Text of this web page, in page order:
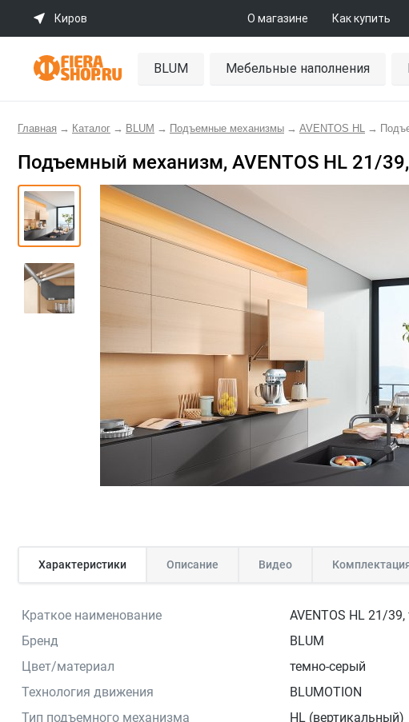
Киров О магазине Как купить
BLUM Мебельные наполнения
Главная → Каталог → BLUM → Подъемные механизмы → AVENTOS HL →
Подъемный механизм, AVENTOS HL 21/
Характеристики Описание Видео
Краткое наименование
AVENTOS HL 21/
Бренд
BLUM
Цвет/материал
темно-серый
Технология движения
BLUMOTION
Тип подъемного механизма
HL (вертикальный)